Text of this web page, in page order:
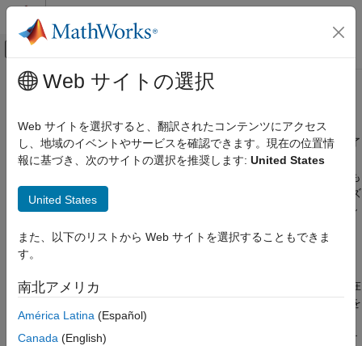
コンテンツへスキップ
オフキャンバス ナビゲーション メ
ドキュメンテーションのホーム
シミュレーション
シミュレーション条件の構成
Simulink の固定ステップ ソルバー
項目一覧
固定ステップ連続ソルバー
メインコンテンツ
Simulink の固定ステップ ソルバー
"固定ステップ ソルバー"では、シミュレーションの開始から終了
まで一定の時間間隔でモデルを解きます。時間間隔のサイズは、
ステップ サイズとも呼ばれ、ステップのサイズは指定することも
ソルバーに選択させることもできます。一般に、ステップ サイズ
を小さくすると結果の精度が向上しますが、同時にシステムのシ
固定ステップ離散ソルバー
固定ステップ離散ソルバーは、固定されたステップ サイズを現在
の時間に加えることで、次のシミュレーション ステップの時間を
計算します。シミュレーション結果の精度と時間の長さは、シミ
ュレーションに要するステップのサイズにより異なります。ステ
Web サイトの選択
Web サイトを選択すると、翻訳されたコンテンツにアクセス
し、地域のイベントやサービスを確認できます。現在の位置情
報に基づき、次のサイトの選択を推奨します: United States
United States
また、以下のリストから Web サイトを選択することもできま
す。
南北アメリカ
América Latina (Español)
Canada (English)